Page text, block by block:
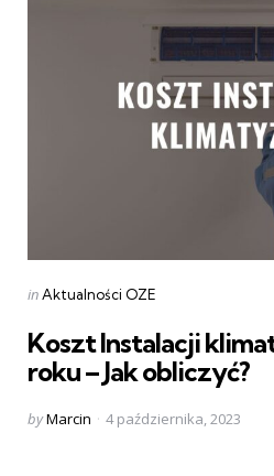
Categories
Posted
inAktualności OZE
Koszt Instalacji
roku – Jak obliczyć?
Posted
byMarcin 4 października, 2023